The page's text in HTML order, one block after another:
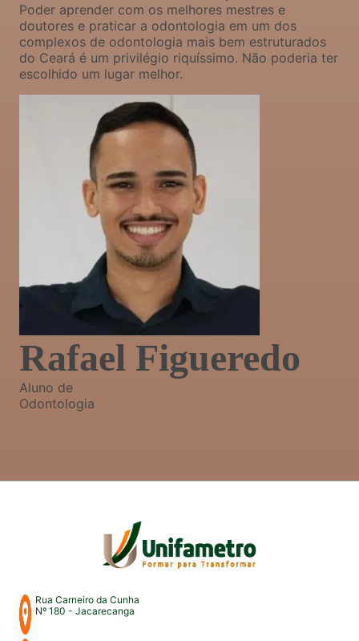
Poder aprender com os melhores mestres e
doutores e praticar a odontologia em um dos
complexos de odontologia mais bem estruturados
do Ceará é um privilégio riquíssimo. Não poderia ter
escolhido um lugar melhor.
Rafael Figueredo
Aluno de
Odontologia
Rua Carneiro da Cunha
Nº 180 - Jacarecanga